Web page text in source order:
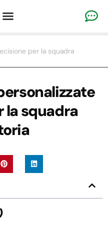
per la squadra
la squadra